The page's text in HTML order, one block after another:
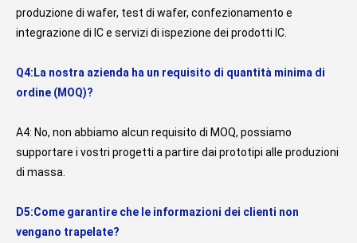
produzione di wafer, test di wafer, confezionamento e
integrazione di IC e servizi di ispezione dei prodotti IC.
Q4:La nostra azienda ha un requisito di quantità minima di
ordine (MOQ)?
A4: No, non abbiamo alcun requisito di MOQ, possiamo
supportare i vostri progetti a partire dai prototipi alle produzioni
di massa.
D5:Come garantire che le informazioni dei clienti non
vengano trapelate?